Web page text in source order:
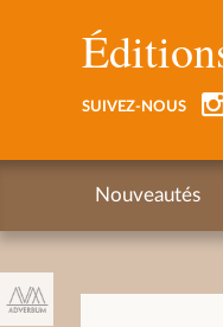
SUIVEZ-NOUS
Nouveautés